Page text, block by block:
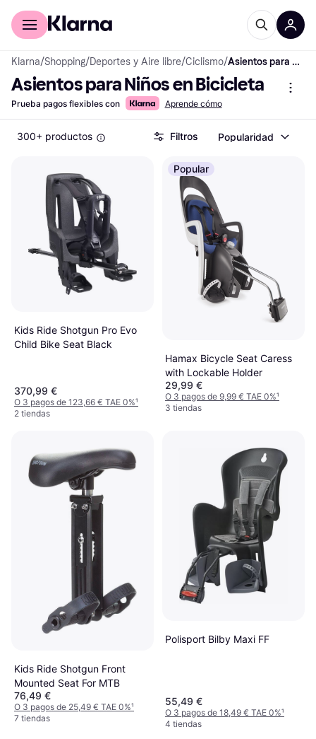
Comprar con Klarna
Klarna/Shopping/Deportes y Aire libre/Ciclismo/ Asientos para Niños en Bicicleta
Asientos para Niños en Bicicleta
Prueba pagos flexibles con Aprende cómo
300+ productos Filtros Popularidad
Kids Ride Shotgun Pro Evo
Child Bike Seat Black
370,99 €
O 3 pagos de 123,66 € TAE 0%¹
2 tiendas
Popular
Hamax Bicycle Seat Caress
with Lockable Holder
29,99 €
O 3 pagos de 9,99 € TAE 0%¹
3 tiendas
Kids Ride Shotgun Front
Mounted Seat For MTB
76,49 €
O 3 pagos de 25,49 € TAE 0%¹
7 tiendas
Polisport Bilby Maxi FF
55,49 €
O 3 pagos de 18,49 € TAE 0%¹
4 tiendas